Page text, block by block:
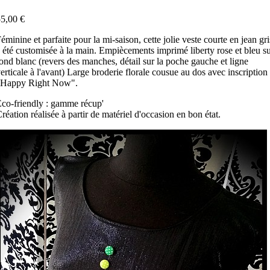
€
et parfaite pour la mi-saison, cette jolie veste courte en jean
été customisée à la main. Empiècements imprimé liberty rose et bleu
blanc (revers des manches, détail sur la poche gauche et ligne
à l'avant) Large broderie florale cousue au dos avec inscription
Right Now".
friendly : gamme récup'
réalisée à partir de matériel d'occasion en bon état.